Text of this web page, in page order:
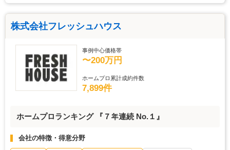
株式会社フレッシュハウス
事例中心価格帯
〜200万円
ホームプロ累計成約件数
7,899件
ホームプロランキング 『７年連続 No.１』
会社の特徴・得意分野